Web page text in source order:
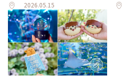
2026.05.15